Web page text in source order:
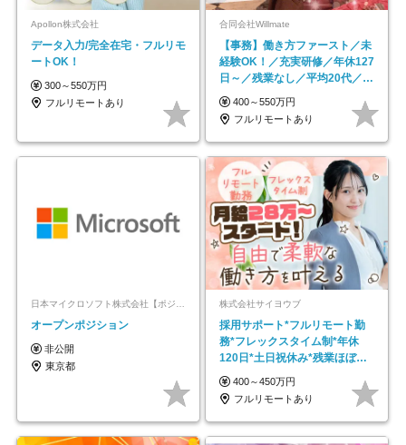
Apollon株式会社
データ入力/完全在宅・フルリモ
ートOK！
300～550万円
フルリモートあり
合同会社Willmate
【事務】働き方ファースト／未
経験OK！／充実研修／年休127
日～／残業なし／平均20代／リ
モートOK
400～550万円
フルリモートあり
日本マイクロソフト株式会社【ポジションマッチ登録】
オープンポジション
非公開
東京都
株式会社サイヨウブ
採用サポート*フルリモート勤
務*フレックスタイム制*年休
120日*土日祝休み*残業ほぼな
し*育児中社員8割以上
400～450万円
フルリモートあり